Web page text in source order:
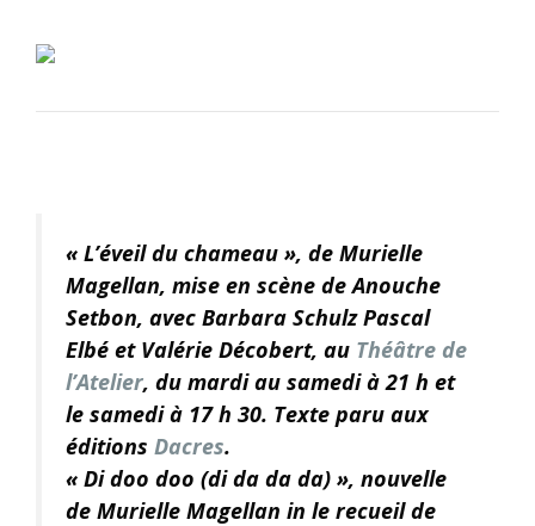
« L’éveil du chameau », de Murielle
Magellan, mise en scène de Anouche
Setbon, avec Barbara Schulz Pascal
Elbé et Valérie Décobert, au Théâtre de
l’Atelier, du mardi au samedi à 21 h et
le samedi à 17 h 30. Texte paru aux
éditions Dacres.
« Di doo doo (di da da da) », nouvelle
de Murielle Magellan in le recueil de